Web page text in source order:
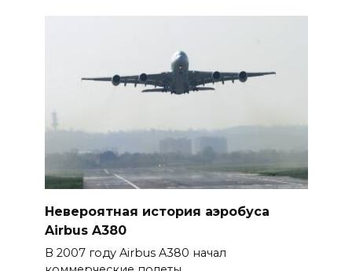
Невероятная история аэробуса
Airbus A380
В 2007 году Airbus A380 начал